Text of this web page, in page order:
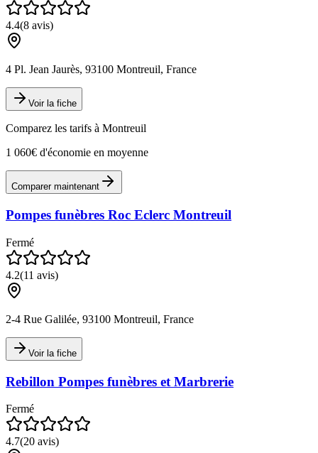
4.4(8 avis)
4 Pl. Jean Jaurès, 93100 Montreuil, France
Voir la fiche
Comparez les tarifs à Montreuil
1 060€ d'économie en moyenne
Comparer maintenant
Pompes funèbres Roc Eclerc Montreuil
Fermé
4.2(11 avis)
2-4 Rue Galilée, 93100 Montreuil, France
Voir la fiche
Rebillon Pompes funèbres et Marbrerie
Fermé
4.7(20 avis)